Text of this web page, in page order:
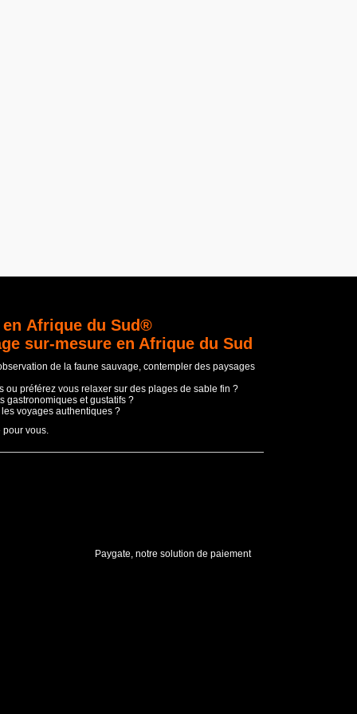
Afrique du Sud®
sur-mesure en Afrique du Sud
de la faune sauvage, contempler des paysages
ou préférez vous relaxer sur des plages de sable fin ?
gastronomiques et gustatifs ?
voyages authentiques ?
vous.
Paygate, notre solution de paiement